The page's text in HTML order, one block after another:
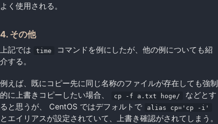
よく使用される。
4. その他
上記では time
コマンドを例にしたが、他の例についても紹
介する。
例えば、既にコピー先に同じ名称のファイルが存在しても強制
的に上書きコピーしたい場合、
cp -f a.txt hoge/
などとす
ると思うが、 CentOS ではデフォルトで
alias cp='cp -i'
とエイリアスが設定されていて、上書き確認がされてしまう。